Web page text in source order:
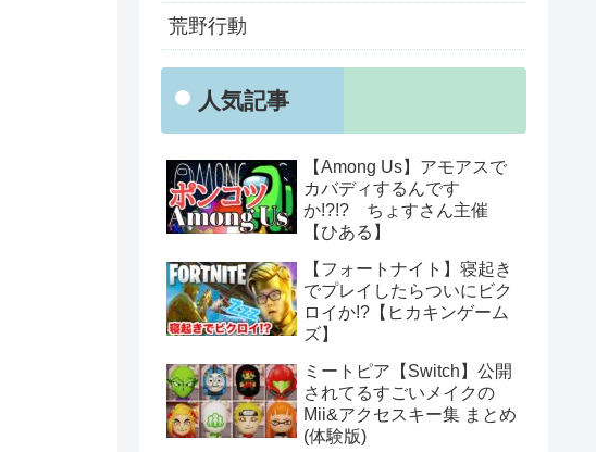
荒野行動
人気記事
【Among Us】アモアスで
カバディするんです
か!?!? ちょすさん主催
【ひある】
【フォートナイト】寝起き
でプレイしたらついにビク
ロイか!?【ヒカキンゲーム
ズ】
ミートピア【Switch】公開
されてるすごいメイクの
Mii&アクセスキー集 まとめ
(体験版)